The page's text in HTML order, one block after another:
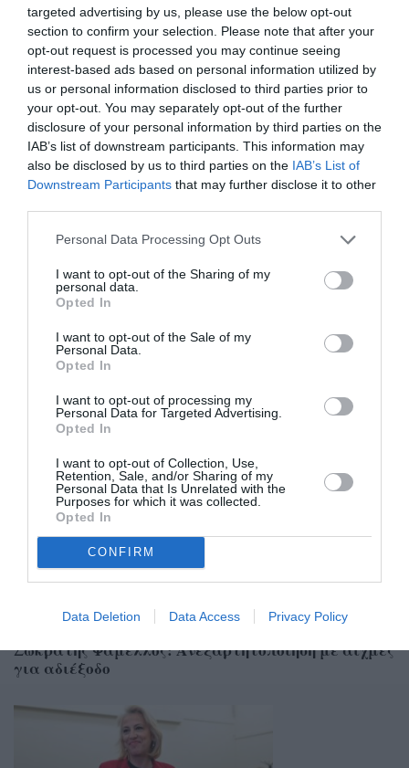
targeted advertising by us, please use the below opt-out
section to confirm your selection. Please note that after your
opt-out request is processed you may continue seeing
interest-based ads based on personal information utilized by
us or personal information disclosed to third parties prior to
your opt-out. You may separately opt-out of the further
disclosure of your personal information by third parties on the
IAB’s list of downstream participants. This information may
also be disclosed by us to third parties on the IAB’s List of
Downstream Participants that may further disclose it to other
Personal Data Processing Opt Outs
I want to opt-out of the Sharing of my
personal data.
Opted In
I want to opt-out of the Sale of my
Personal Data.
Opted In
I want to opt-out of processing my
Personal Data for Targeted Advertising.
Opted In
I want to opt-out of Collection, Use,
Retention, Sale, and/or Sharing of my
Personal Data that Is Unrelated with the
Purposes for which it was collected.
Opted In
CONFIRM
Data Deletion Data Access Privacy Policy
Σχετικά Άρθρα
Σωκράτης Φάμελλος: Ανεξαρτητοποίηση με αιχμές
για αδιέξοδο